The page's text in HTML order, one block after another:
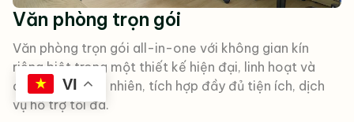
Văn phòng trọn gói
Văn phòng trọn gói all-in-one với không gian kín
riêng biệt trong một thiết kế hiện đại, linh hoạt và
đậm chất thiên nhiên, tích hợp đầy đủ tiện ích, dịch
vụ hỗ trợ tối đa.
VI